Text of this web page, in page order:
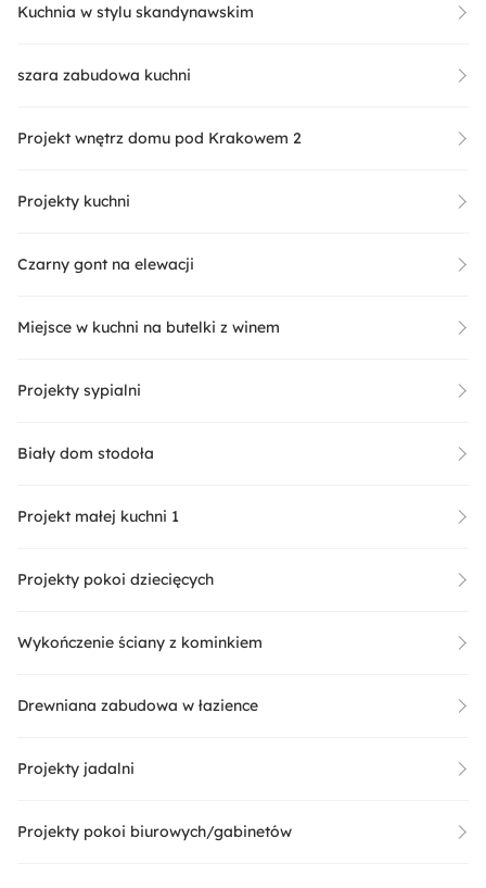
Kuchnia w stylu skandynawskim
szara zabudowa kuchni
Projekt wnętrz domu pod Krakowem 2
Projekty kuchni
Czarny gont na elewacji
Miejsce w kuchni na butelki z winem
Projekty sypialni
Biały dom stodoła
Projekt małej kuchni 1
Projekty pokoi dziecięcych
Wykończenie ściany z kominkiem
Drewniana zabudowa w łazience
Projekty jadalni
Projekty pokoi biurowych/gabinetów